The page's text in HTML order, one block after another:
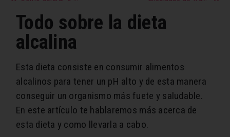
Todo sobre la dieta
alcalina
Esta dieta consiste en consumir alimentos
alcalinos para tener un pH alto y de esta manera
conseguir un organismo más fuete y saludable.
En este artículo te hablaremos más acerca de
esta dieta y como llevarla a cabo.